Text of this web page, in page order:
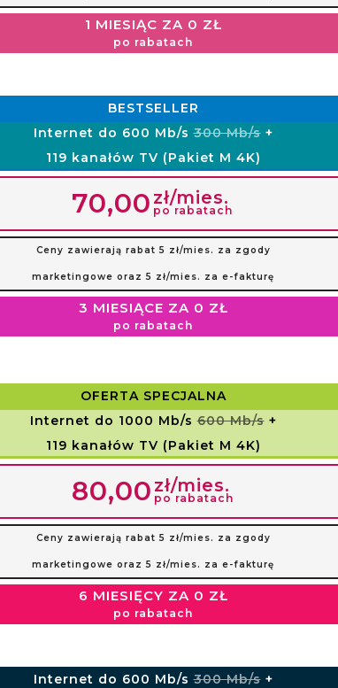
1 MIESIĄC ZA 0 ZŁ
po rabatach
BESTSELLER
Internet do 600 Mb/s300 Mb/s+
119 kanałów TV (Pakiet M 4K)
70,00 zł/mies.
po rabatach
Ceny zawierają rabat 5 zł/mies. za zgody
marketingowe oraz 5 zł/mies. za e-fakturę
3 MIESIĄCE ZA 0 ZŁ
po rabatach
OFERTA SPECJALNA
Internet do 1000 Mb/s600 Mb/s+
119 kanałów TV (Pakiet M 4K)
80,00 zł/mies.
po rabatach
Ceny zawierają rabat 5 zł/mies. za zgody
marketingowe oraz 5 zł/mies. za e-fakturę
6 MIESIĘCY ZA 0 ZŁ
po rabatach
Internet do 600 Mb/s300 Mb/s+